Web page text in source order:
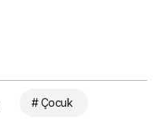
# Çocuk